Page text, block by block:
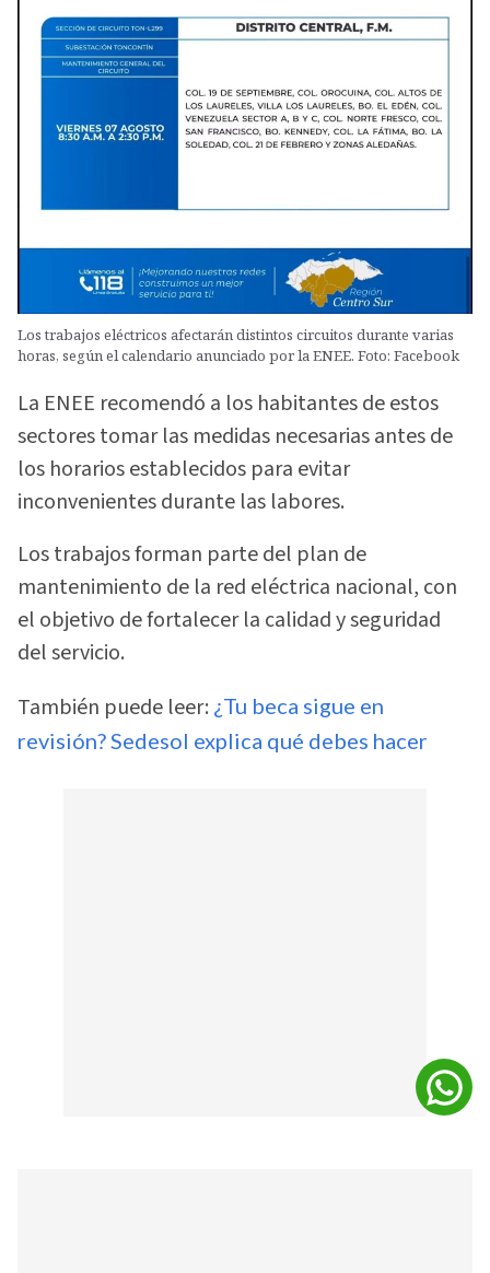
Los trabajos eléctricos afectarán distintos circuitos durante varias
horas, según el calendario anunciado por la ENEE. Foto: Facebook
La ENEE recomendó a los habitantes de estos
sectores tomar las medidas necesarias antes de
los horarios establecidos para evitar
inconvenientes durante las labores.
Los trabajos forman parte del plan de
mantenimiento de la red eléctrica nacional, con
el objetivo de fortalecer la calidad y seguridad
del servicio.
También puede leer: ¿Tu beca sigue en
revisión? Sedesol explica qué debes hacer